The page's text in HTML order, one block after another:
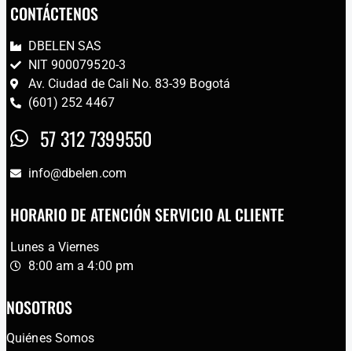
CONTÁCTENOS
DBELEN SAS
NIT 900079520-3
Av. Ciudad de Cali No. 83-39 Bogotá
(601) 252 4467
57 312 7399550
info@dbelen.com
HORARIO DE ATENCIÓN SERVICIO AL CLIENTE
Lunes a Viernes
8:00 am a 4:00 pm
NOSOTROS
Quiénes Somos